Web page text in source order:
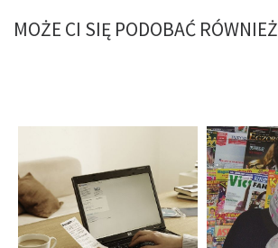
MOŻE CI SIĘ PODOBAĆ RÓWNIEŻ